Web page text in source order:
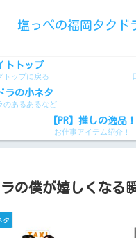
塩っぺの福岡タクド
トトップ
トップに戻る
ラの小ネタ
のあるあるなど
【PR】推しの逸品！
お仕事アイテム紹介！
の僕が嬉しくなる
タ